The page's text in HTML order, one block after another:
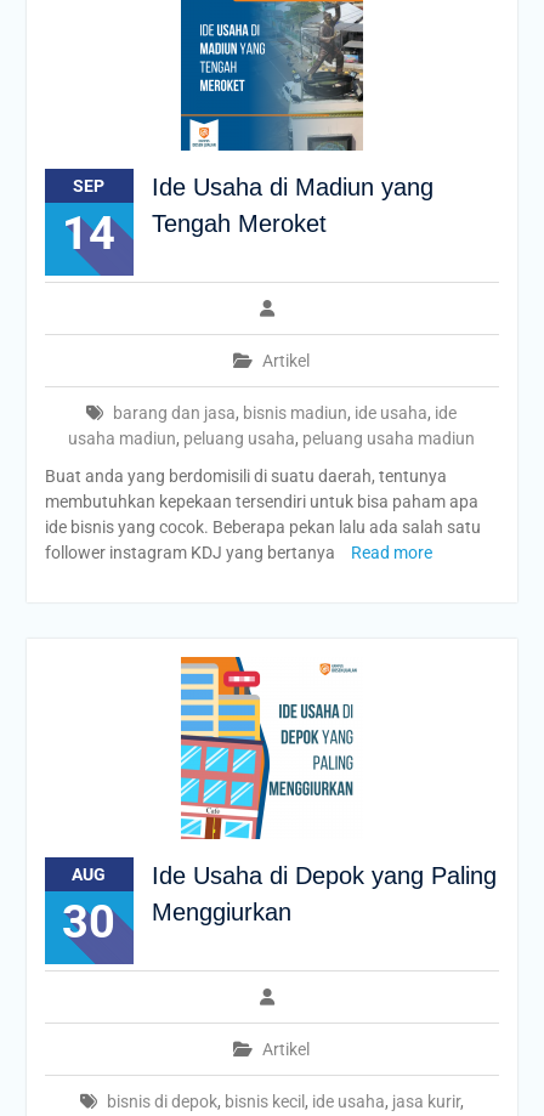
SEP
14
Ide Usaha di Madiun yang
Tengah Meroket
Artikel
barang dan jasa, bisnis madiun, ide usaha, ide
usaha madiun, peluang usaha, peluang usaha madiun
Buat anda yang berdomisili di suatu daerah, tentunya
membutuhkan kepekaan tersendiri untuk bisa paham apa
ide bisnis yang cocok. Beberapa pekan lalu ada salah satu
follower instagram KDJ yang bertanya
Read more
AUG
30
Ide Usaha di Depok yang Paling
Menggiurkan
Artikel
bisnis di depok, bisnis kecil , ide usaha, jasa kurir,